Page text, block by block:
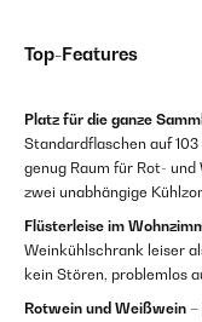
Top-Features
Platz für die ganze
Standardflaschen auf
genug Raum für Rot-
zwei unabhängige
Flüsterleise im
Weinkühlschrank leiser
kein Stören, problemlos
Rotwein und Weißwein